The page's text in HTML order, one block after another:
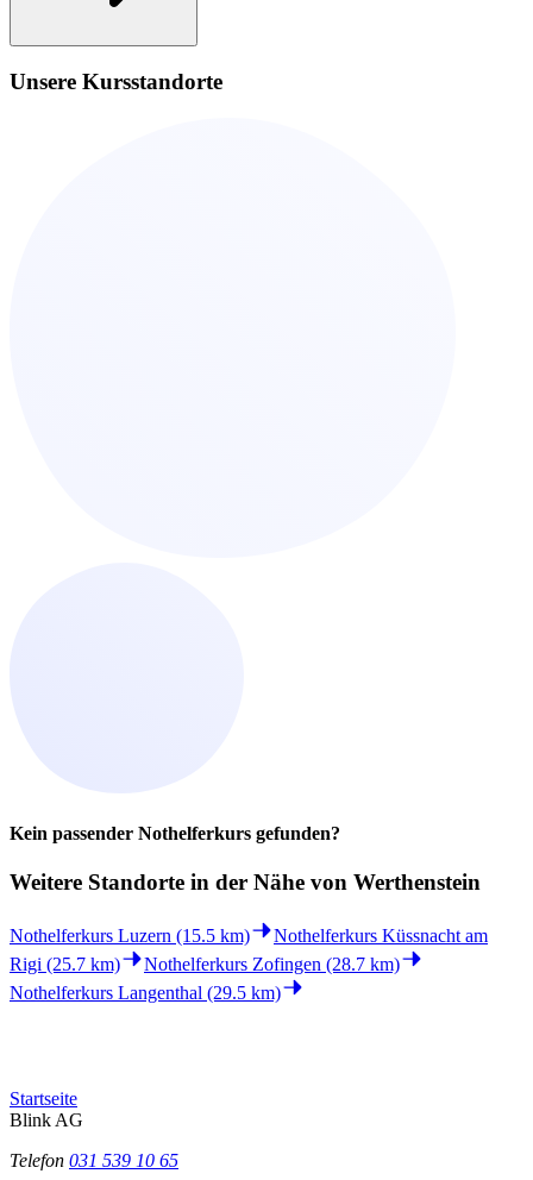
Unsere Kursstandorte
Kein passender Nothelferkurs gefunden?
Weitere Standorte in der Nähe von Werthenstein
Nothelferkurs Luzern (15.5 km)
Nothelferkurs Küssnacht am
Rigi (25.7 km)
Nothelferkurs Zofingen (28.7 km)
Nothelferkurs Langenthal (29.5 km)
Startseite
Blink AG
Telefon 031 539 10 65